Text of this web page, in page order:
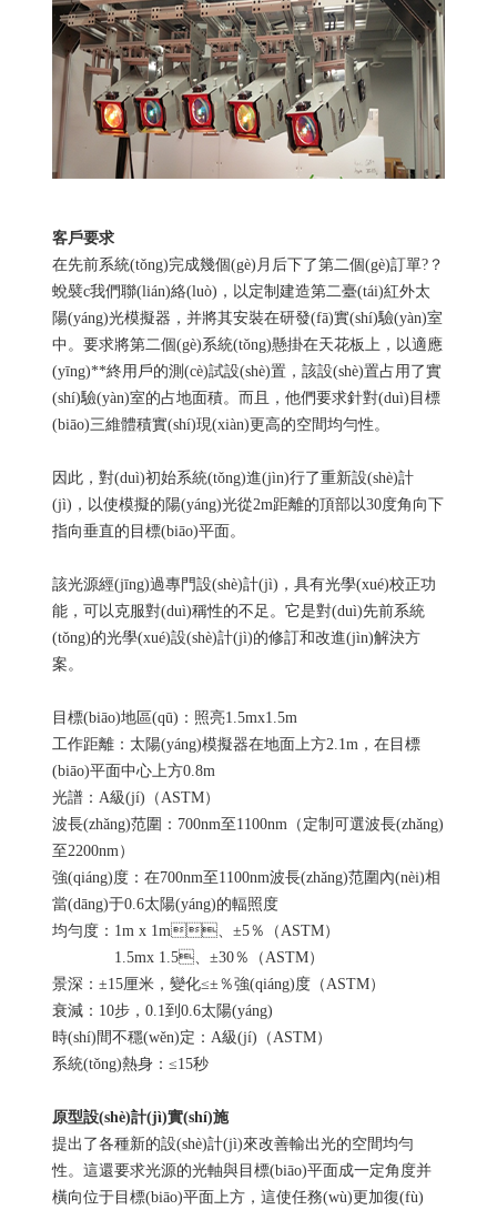
客戶要求
在先前系統(tǒng)完成幾個(gè)月后下了第二個(gè)訂單?？
蛻襞c我們聯(lián)絡(luò)，以定制建造第二臺(tái)紅外太
陽(yáng)光模擬器，并將其安裝在研發(fā)實(shí)驗(yàn)室
中。要求將第二個(gè)系統(tǒng)懸掛在天花板上，以適應
(yīng)**終用戶的測(cè)試設(shè)置，該設(shè)置占用了實
(shí)驗(yàn)室的占地面積。而且，他們要求針對(duì)目標
(biāo)三維體積實(shí)現(xiàn)更高的空間均勻性。
因此，對(duì)初始系統(tǒng)進(jìn)行了重新設(shè)計
(jì)，以使模擬的陽(yáng)光從2m距離的頂部以30度角向下
指向垂直的目標(biāo)平面。
該光源經(jīng)過專門設(shè)計(jì)，具有光學(xué)校正功
能，可以克服對(duì)稱性的不足。它是對(duì)先前系統
(tǒng)的光學(xué)設(shè)計(jì)的修訂和改進(jìn)解決方
案。
目標(biāo)地區(qū)：照亮1.5mx1.5m
工作距離：太陽(yáng)模擬器在地面上方2.1m，在目標
(biāo)平面中心上方0.8m
光譜：A級(jí)（ASTM）
波長(zhǎng)范圍：700nm至1100nm（定制可選波長(zhǎng)
至2200nm）
強(qiáng)度：在700nm至1100nm波長(zhǎng)范圍內(nèi)相
當(dāng)于0.6太陽(yáng)的輻照度
均勻度：1m x 1m、±5％（ASTM）
1.5mx 1.5、±30％（ASTM）
景深：±15厘米，變化≤±％強(qiáng)度（ASTM）
衰減：10步，0.1到0.6太陽(yáng)
時(shí)間不穩(wěn)定：A級(jí)（ASTM）
系統(tǒng)熱身：≤15秒
原型設(shè)計(jì)實(shí)施
提出了各種新的設(shè)計(jì)來改善輸出光的空間均勻
性。這還要求光源的光軸與目標(biāo)平面成一定角度并
橫向位于目標(biāo)平面上方，這使任務(wù)更加復(fù)